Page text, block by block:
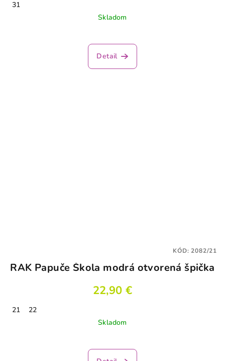
31
Skladom
hodnotenie
produktu
Detail
RAK Papuče Škola modrá otvorená špička
22,90 €
21
22
Skladom
KÓD:2082/21